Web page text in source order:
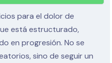
para el dolor de
está estructurado,
en progresión. No se
sino de seguir un